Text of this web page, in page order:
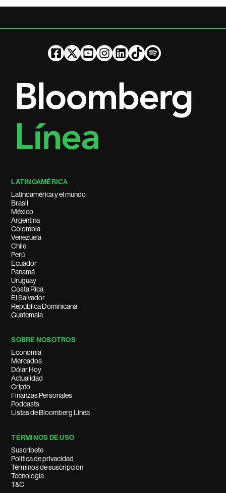
LATINOAMÉRICA
Latinoamérica y el mundo
Brasil
México
Argentina
Colombia
Venezuela
Chile
Perú
Ecuador
Panamá
Uruguay
Costa Rica
El Salvador
República Dominicana
Guatemala
SOBRE NOSOTROS
Economía
Mercados
Dólar Hoy
Actualidad
Cripto
Finanzas Personales
Podcasts
Listas de Bloomberg Línea
TÉRMINOS DE USO
Suscríbete
Política de privacidad
Términos de suscripción
Tecnología
T&C